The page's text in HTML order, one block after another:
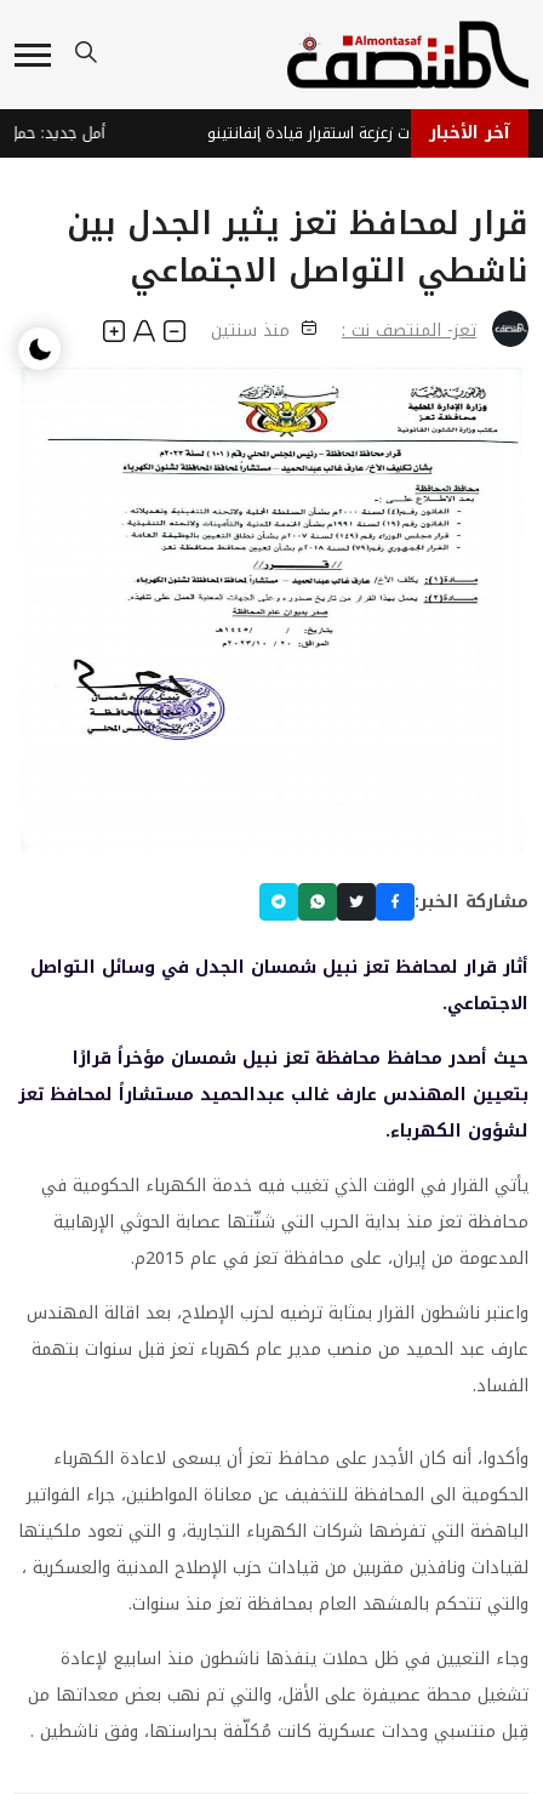
آخر الأخبار
يتصدى لمحاولات زعزعة استقرار قيادة إنفانتينو
قرار لمحافظ تعز يثير الجدل بين
ناشطي التواصل الاجتماعي
تعز- المنتصف نت : منذ سنتين
مشاركة الخبر:
أثار قرار لمحافظ تعز نبيل شمسان الجدل في وسائل التواصل
الاجتماعي.
حيث أصدر محافظ محافظة تعز نبيل شمسان مؤخراً قرارًا
بتعيين المهندس عارف غالب عبدالحميد مستشاراً لمحافظ تعز
لشؤون الكهرباء.
يأتي القرار في الوقت الذي تغيب فيه خدمة الكهرباء الحكومية في
محافظة تعز منذ بداية الحرب التي شنّتها عصابة الحوثي الإرهابية
المدعومة من إيران، على محافظة تعز في عام 2015م.
واعتبر ناشطون القرار بمثابة ترضيه لحزب الإصلاح، بعد اقالة المهندس
عارف عبد الحميد من منصب مدير عام كهرباء تعز قبل سنوات بتهمة
الفساد.
وأكدوا، أنه كان الأجدر على محافظ تعز أن يسعى لاعادة الكهرباء
الحكومية الى المحافظة للتخفيف عن معاناة المواطنين، جراء الفواتير
الباهضة التي تفرضها شركات الكهرباء التجارية، و التي تعود ملكيتها
لقيادات ونافذين مقربين من قيادات حزب الإصلاح المدنية والعسكرية ،
والتي تتحكم بالمشهد العام بمحافظة تعز منذ سنوات.
وجاء التعيين في ظل حملات ينفذها ناشطون منذ اسابيع لإعادة
تشغيل محطة عصيفرة على الأقل، والتي تم نهب بعض معداتها من
قِبل منتسبي وحدات عسكرية كانت مُكلّفة بحراستها، وفق ناشطين .